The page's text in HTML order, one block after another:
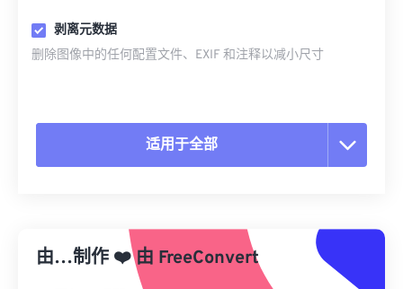
剥离元数据
删除图像中的任何配置文件、EXIF 和注释以减小尺寸
适用于全部
从预设应用
另存为预设
由…制作 ❤️由 FreeConvert